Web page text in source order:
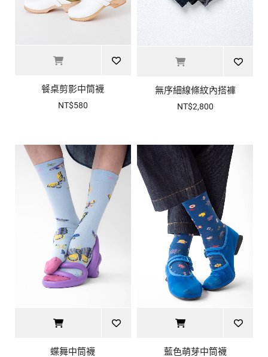
餐桌剪影中筒襪
NT$580
無序細線條紋內搭褲
NT$2,800
蝶舞中筒襪 藍色萌芽中筒襪